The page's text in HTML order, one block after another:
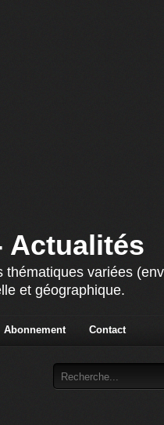
Actualités
variées
et géographique.
Abonnement Contact